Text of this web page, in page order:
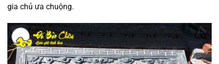
gia chủ ưa chuộng.